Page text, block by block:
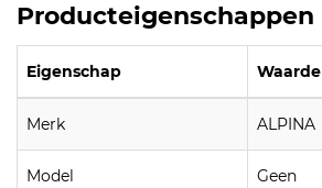
Producteigenschappen
Eigenschap Waarde
Merk ALPINA
Model Geen